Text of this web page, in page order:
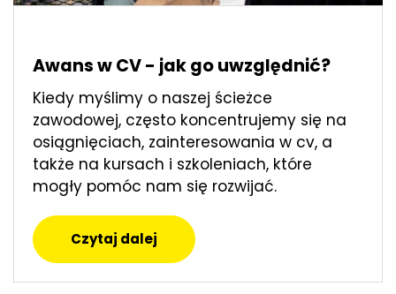
Awans w CV - jak go uwzględnić?
Kiedy myślimy o naszej ścieżce
zawodowej, często koncentrujemy się na
osiągnięciach, zainteresowania w cv, a
także na kursach i szkoleniach, które
mogły pomóc nam się rozwijać.
Czytaj dalej